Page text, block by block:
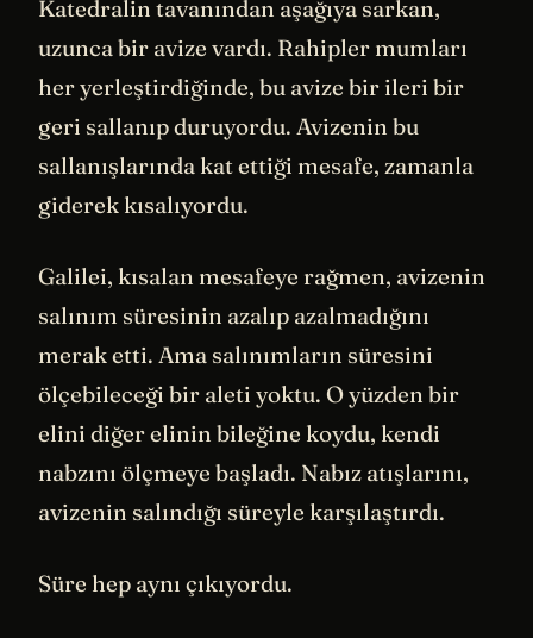
Katedralin tavanından aşağıya sarkan,
uzunca bir avize vardı. Rahipler mumları
her yerleştirdiğinde, bu avize bir ileri bir
geri sallanıp duruyordu. Avizenin bu
sallanışlarında kat ettiği mesafe, zamanla
giderek kısalıyordu.
Galilei, kısalan mesafeye rağmen, avizenin
salınım süresinin azalıp azalmadığını
merak etti. Ama salınımların süresini
ölçebileceği bir aleti yoktu. O yüzden bir
elini diğer elinin bileğine koydu, kendi
nabzını ölçmeye başladı. Nabız atışlarını,
avizenin salındığı süreyle karşılaştırdı.
Süre hep aynı çıkıyordu.